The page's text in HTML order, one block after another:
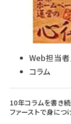
Web担当
コラム
10年コラムを書き
ファーストで身につ